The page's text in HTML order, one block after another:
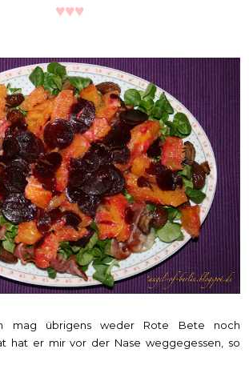
♥♥♥
mag übrigens weder Rote Bete noch
hat er mir vor der Nase weggegessen, so